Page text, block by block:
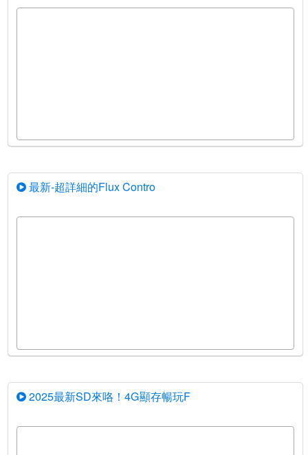
最新-超詳細的Flux Contro
2025最新SD來咯！4G顯存暢玩F